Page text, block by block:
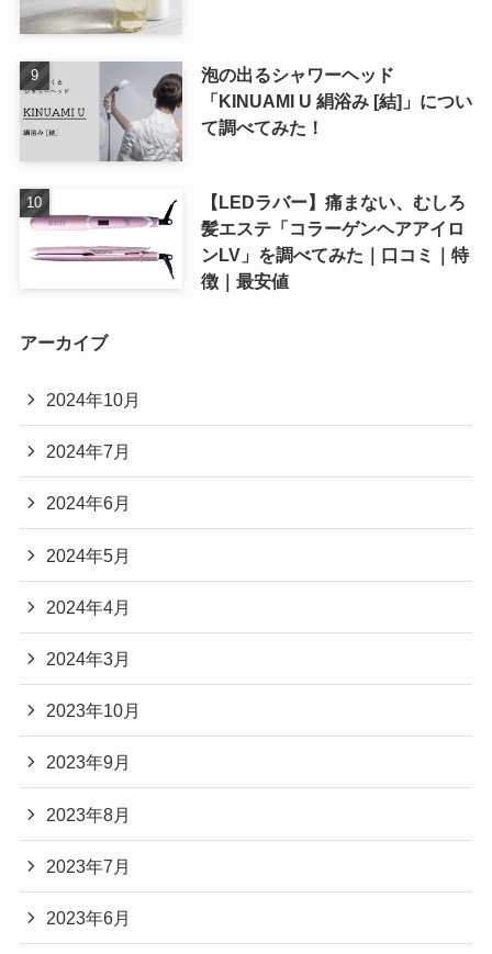
泡の出るシャワーヘッド
「KINUAMI U 絹浴み [結]」につい
て調べてみた！
【LEDラバー】痛まない、むしろ
髪エステ「コラーゲンヘアアイロ
ンLV」を調べてみた｜口コミ｜特
徴｜最安値
アーカイブ
2024年10月
2024年7月
2024年6月
2024年5月
2024年4月
2024年3月
2023年10月
2023年9月
2023年8月
2023年7月
2023年6月